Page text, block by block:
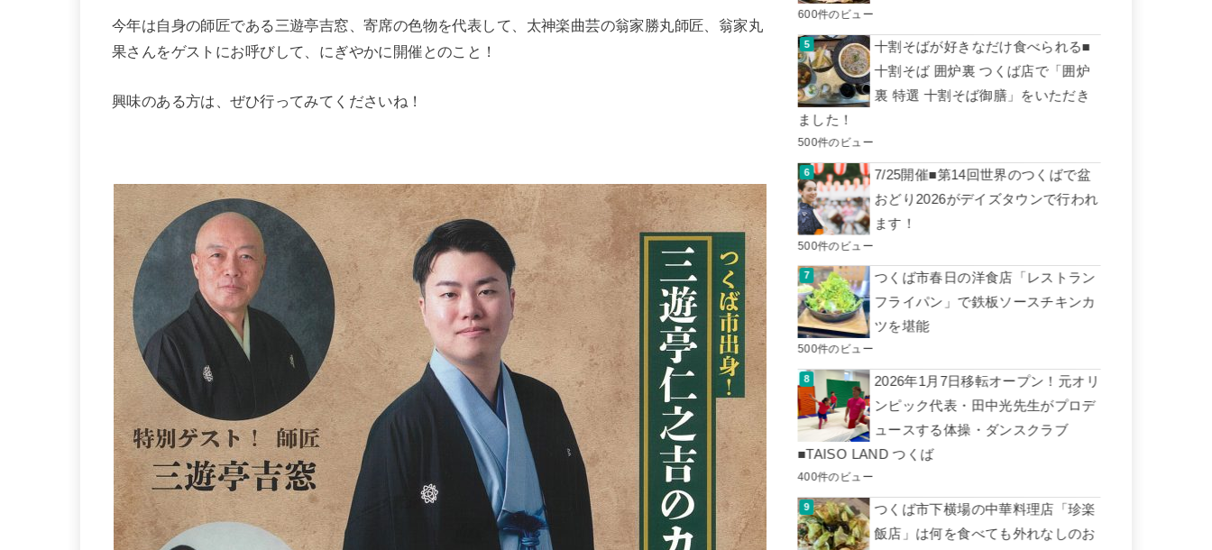
今年は自身の師匠である三遊亭吉窓、寄席の色物を代表して、太神楽曲芸の翁家勝丸師匠、翁家丸
果さんをゲストにお呼びして、にぎやかに開催とのこと！
興味のある方は、ぜひ行ってみてくださいね！
600件のビュー
十割そばが好きなだけ食べられる■
十割そば 囲炉裏 つくば店で「囲炉
裏 特選 十割そば御膳」をいただき
ました！
500件のビュー
7/25開催■第14回世界のつくばで盆
おどり2026がデイズタウンで行われ
ます！
500件のビュー
つくば市春日の洋食店「レストラン
フライパン」で鉄板ソースチキンカ
ツを堪能
500件のビュー
2026年1月7日移転オープン！元オリ
ンピック代表・田中光先生がプロデ
ュースする体操・ダンスクラブ
■TAISO LAND つくば
400件のビュー
つくば市下横場の中華料理店「珍楽
飯店」は何を食べても外れなしのお